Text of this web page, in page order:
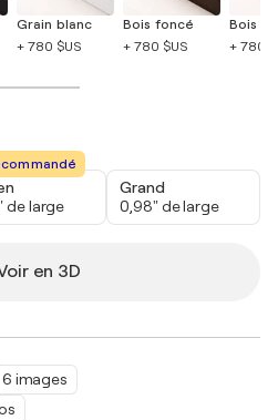
6 images
Grain blanc
+ 780 $US
Bois foncé
+ 780 $US
Bois
+ 780
de large
Grand
0,98" de large
en 3D